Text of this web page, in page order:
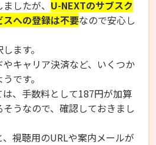
したが、 U-NEXTのサブスク
スへの登録は不要なので安心し
ます。
キャリア決済など、いくつか
です。
、手数料として187円が加算
うなので、確認しておきまし
視聴用のURLや案内メールが